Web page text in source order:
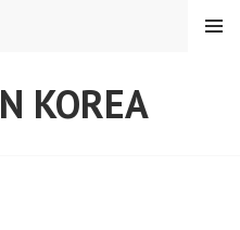
KOREA
MENU